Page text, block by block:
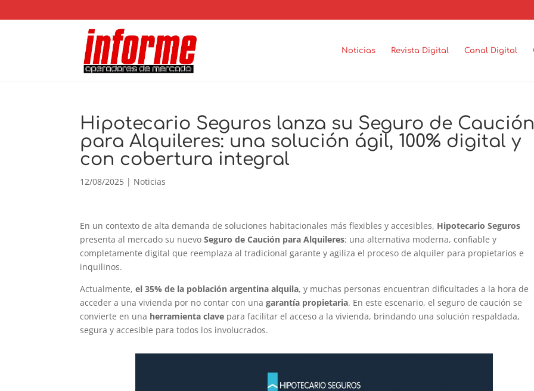
Noticias Revista Digital Canal Digital
Hipotecario Seguros lanza su Seguro de Caución
para Alquileres: una solución ágil, 100% digital y
con cobertura integral
12/08/2025 | Noticias
En un contexto de alta demanda de soluciones habitacionales más flexibles y accesibles, Hipotecario Seguros
presenta al mercado su nuevoSeguro de Caución para Alquileres: una alternativa moderna, confiable y
completamente digital que reemplaza al tradicional garante y agiliza el proceso de alquiler para propietarios e
inquilinos.
Actualmente,el 35% de la población argentina alquila, y muchas personas encuentran dificultades a la hora de
acceder a una vivienda por no contar con unagarantía propietaria. En este escenario, el seguro de caución se
convierte en una herramienta clave para facilitar el acceso a la vivienda, brindando una solución respaldada,
segura y accesible para todos los involucrados.